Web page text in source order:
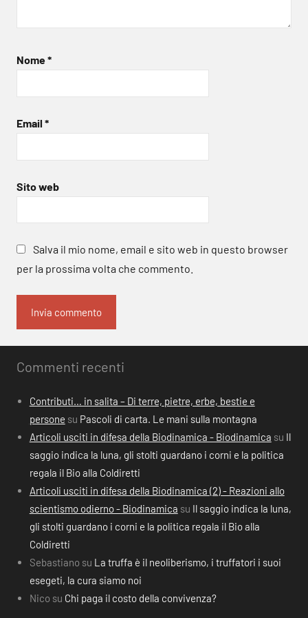
Nome*
Email *
Sito web
Salva il mio nome, email e sito web in questo browser
per la prossima volta che commento.
Commenti recenti
Contributi… in salita – Di terre, pietre, erbe, bestie e
persone su Pascoli di carta. Le mani sulla montagna
Articoli usciti in difesa della Biodinamica - Biodinamica su Il
saggio indica la luna, gli stolti guardano i corni e la politica
regala il Bio alla Coldiretti
Articoli usciti in difesa della Biodinamica (2) - Reazioni allo
scientismo odierno - Biodinamica su Il saggio indica la luna,
gli stolti guardano i corni e la politica regala il Bio alla
Coldiretti
Sebastiano su La truffa è il neoliberismo, i truffatori i suoi
esegeti, la cura siamo noi
Nico su Chi paga il costo della convivenza?